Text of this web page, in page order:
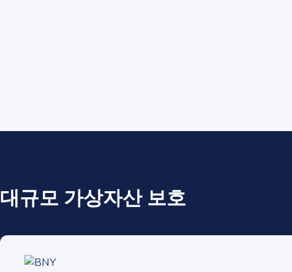
대규모 가상자산 보호